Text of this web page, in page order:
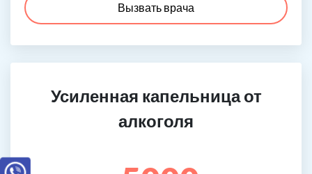
Вызвать врача
Усиленная капельница от
алкоголя